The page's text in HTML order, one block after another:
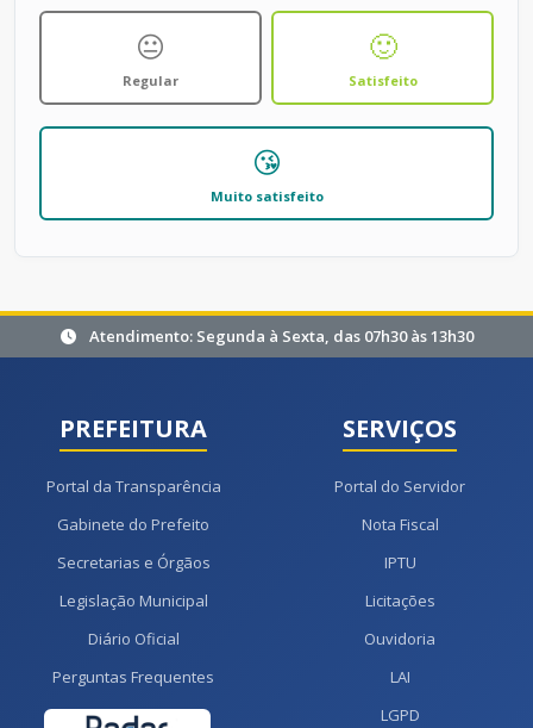
😐
Regular
🙂
Satisfeito
😘
Muito satisfeito
Atendimento: Segunda à Sexta, das 07h30 às 13h30
PREFEITURA
Portal da Transparência
Gabinete do Prefeito
Secretarias e Órgãos
Legislação Municipal
Diário Oficial
Perguntas Frequentes
SERVIÇOS
Portal do Servidor
Nota Fiscal
IPTU
Licitações
Ouvidoria
LAI
LGPD